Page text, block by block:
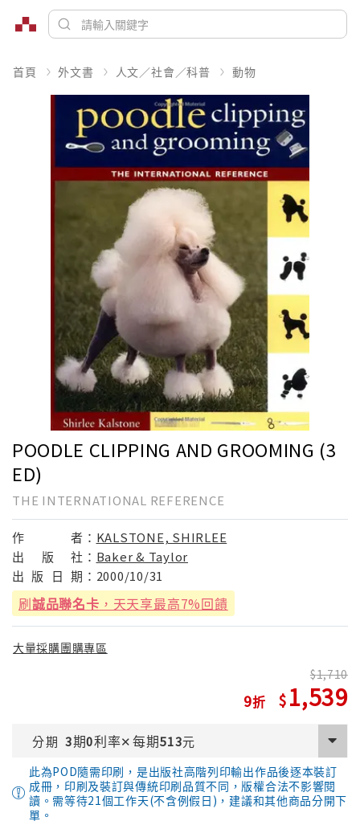
首頁 外文書 人文／社會／科普 動物
POODLE CLIPPING AND GROOMING (3
ED)
THE INTERNATIONAL REFERENCE
作 者： KALSTONE, SHIRLEE
出
版 社： Baker & Taylor
出 版 日 期： 2000/10/31
刷誠品聯名卡 ，天天享最高7%回饋
大量採購團購專區
9
1,710
1,539
分期 3期0利率✕每期513元
此為POD隨需印刷，是出版社高階列印輸出作品後逐本裝訂
成冊，印刷及裝訂與傳統印刷品質不同，版權合法不影響閱
讀。需等待21個工作天(不含例假日)，建議和其他商品分開下
單。